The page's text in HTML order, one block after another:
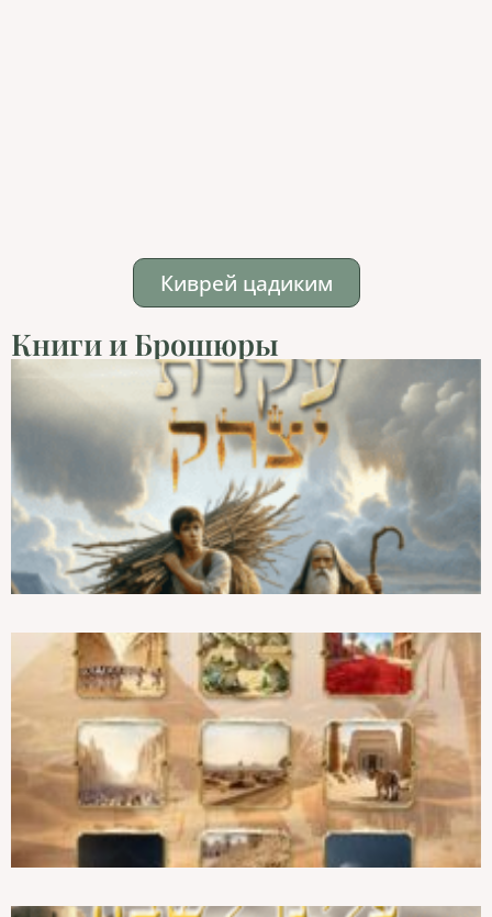
Киврей цадиким
Книги и Брошюры